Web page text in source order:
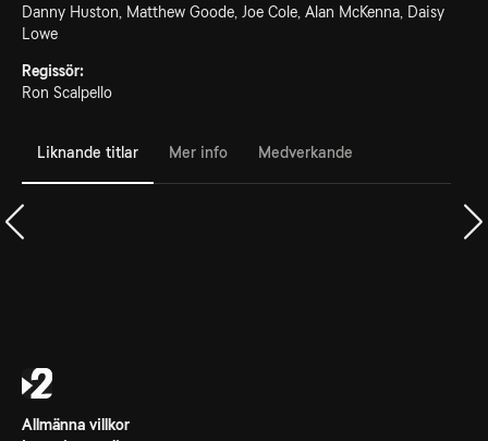
Danny Huston, Matthew Goode, Joe Cole, Alan McKenna, Daisy
Lowe
Regissör:
Ron Scalpello
Liknande titlar Mer info Medverkande
Allmänna villkor